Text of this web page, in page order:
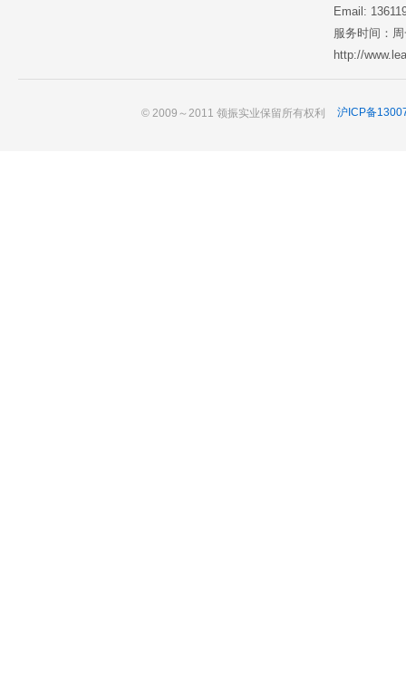
Email:
服务时间：
http://
© 2009～2011 领振实业保留所有权利 沪ICP备